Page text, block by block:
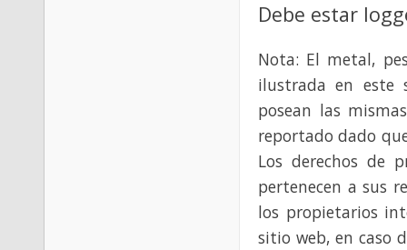
Debe estar
Nota: El metal,
ilustrada en este
posean las
reportado dado
Los derechos de
pertenecen a sus
los propietarios
sitio web, en caso